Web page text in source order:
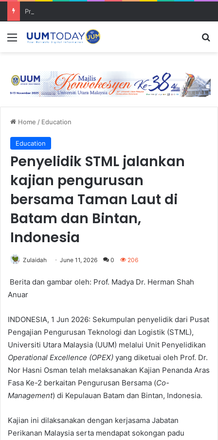
Menu
Home / Education
Education
Penyelidik STML jalankan
kajian pengurusan
bersama Taman Laut di
Batam dan Bintan,
Indonesia
Zulaidah June 11, 2026 0 206
Berita dan gambar oleh: Prof. Madya Dr. Herman Shah
Anuar
INDONESIA, 1 Jun 2026: Sekumpulan penyelidik dari Pusat
Pengajian Pengurusan Teknologi dan Logistik (STML),
Universiti Utara Malaysia (UUM) melalui Unit Penyelidikan
Operational Excellence (OPEX) yang diketuai oleh Prof. Dr.
Nor Hasni Osman telah melaksanakan Kajian Penanda Aras
Fasa Ke-2 berkaitan Pengurusan Bersama (Co-
Management) di Kepulauan Batam dan Bintan, Indonesia.
Kajian ini dilaksanakan dengan kerjasama Jabatan
Perikanan Malaysia serta mendapat sokongan padu